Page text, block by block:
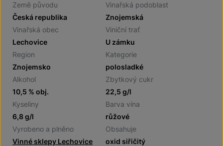
Země původu
Česká republika
Vinařská podoblast
Znojemská
Vinařská obec
Lechovice
Viniční trať
U zámku
Region
Znojemsko
Kategorie
polosladké
Alkohol
10,5 % obj.
Zbytkový cukr
22,5 g/l
Kyseliny
6,8 g/l
Barva vína
růžové
Vyrobeno a plněno
Vinné sklepy Lechovice
Obsahuje
oxid siřičitý